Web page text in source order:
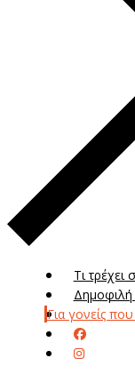
Τι τρέχει
Για γονείς